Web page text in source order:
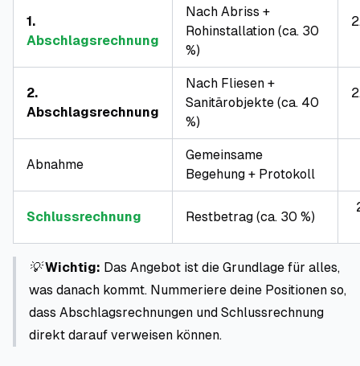
1.
Abschlagsrechnung
Nach Abriss +
Rohinstallation (ca. 30
%)
2.
Abschlagsrechnung
Nach Fliesen +
Sanitärobjekte (ca. 40
%)
Abnahme
Gemeinsame
Begehung + Protokoll
Schlussrechnung Restbetrag (ca. 30 %)
💡Wichtig: Das Angebot ist die Grundlage für alles,
was danach kommt. Nummeriere deine Positionen so,
dass Abschlagsrechnungen und Schlussrechnung
direkt darauf verweisen können.